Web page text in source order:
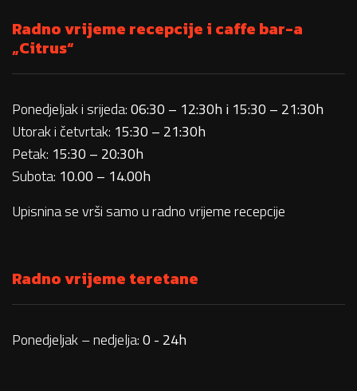
Radno vrijeme recepcije i caffe bar-a
„Citrus“
Ponedjeljak i srijeda:06:30 – 12:30h i 15:30 – 21:30h
Utorak i četvrtak: 15:30 – 21:30h
Petak: 15:30 – 20:30h
Subota: 10.00 – 14.00h
Upisnina se vrši samo u radno vrijeme recepcije
Radno vrijeme teretane
Ponedjeljak – nedjelja:0 - 24h